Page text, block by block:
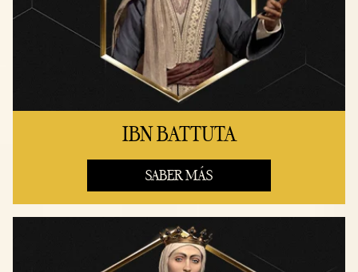
IBN BATTUTA
SABER MÁS